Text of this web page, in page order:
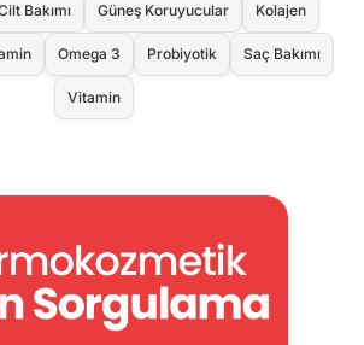
Bakımı Güneş Koruyucular Kolajen
Omega 3 Probiyotik Saç Bakımı
Vitamin